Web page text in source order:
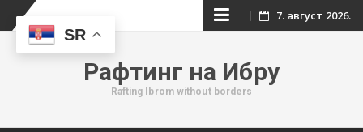
Skip
content
7. август 2026.
Рафтинг на Ибру
Rafting Ibrom without borders
SR